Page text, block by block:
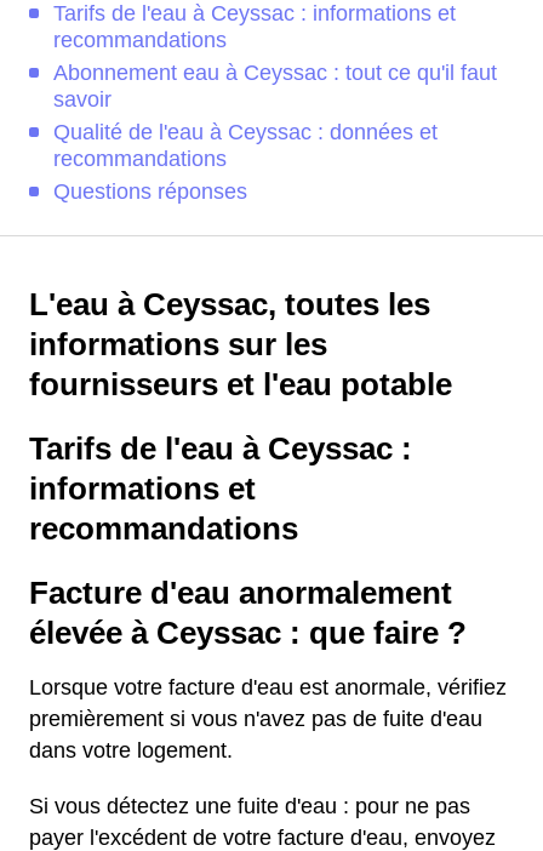
Tarifs de l'eau à Ceyssac : informations et
recommandations
Abonnement eau à Ceyssac : tout ce qu'il faut
savoir
Qualité de l'eau à Ceyssac : données et
recommandations
Questions réponses
L'eau à Ceyssac, toutes les
informations sur les
fournisseurs et l'eau potable
Tarifs de l'eau à Ceyssac :
informations et
recommandations
Facture d'eau anormalement
élevée à Ceyssac : que faire ?
Lorsque votre facture d'eau est anormale, vérifiez
premièrement si vous n'avez pas de fuite d'eau
dans votre logement.
Si vous détectez une fuite d'eau : pour ne pas
payer l'excédent de votre facture d'eau, envoyez